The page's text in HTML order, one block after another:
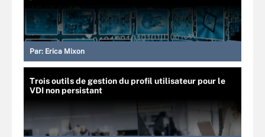
Par: Erica Mixon
Trois outils de gestion du profil utilisateur pour le
VDI non persistant